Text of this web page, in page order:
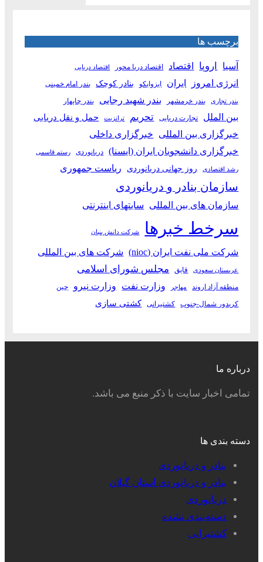
برچسب ها
آسیا اروپا اقتصاد اقتصاد دریا محور اقتصاد دریایی
انرژی امروز ایران ایزوایکو بنادر کوچک بندر امام خمینی
بندر تجاری بندر خرمشهر بندر شهید رجایی بندر چابهار
بین الملل تجارت دریایی تحریم ترانزیت حمل و نقل دریایی
خبرگزاری بین المللی خبرگزاری داخلی
خبرگزاری دانشجویان ایران (ایسنا)
دریانوردی رستم قاسمی
رشد اقتصادی روز جهانی دریانوردی ریاست جمهوری
سازمان بنادر و دریانوردی
سازمان های بین المللی سایتهای اینترنتی
سرخط خبرها شرکت دانش بنیان
شرکت ملی نفت ایران (nioc) شرکت های بین المللی
عربستان سعودی قایق مجلس شورای اسلامی
منطقه آزاد اروند مهاجر وزارت نفت وزارت نیرو چین
کریدور شمال-جنوب کشتیرانی کشتی سازی
درباره ما
تمامی اخبار سایت با ذکر منبع می باشد.
دسته بندی ها
بنادر و دریانوردی
بنادر و دریانوردی استان گیلان
دریانوردی
دسته‌بندی نشده
کشتیرانی